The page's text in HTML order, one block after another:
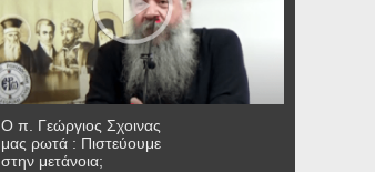
Ο π. Γεώργιος Σχοινας
μας ρωτά : Πιστεύουμε
στην μετάνοια;